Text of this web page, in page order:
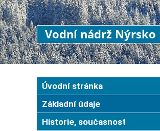
Vodní nádrž Nýrsko
Úvodní stránka
Základní údaje
Historie, současnost